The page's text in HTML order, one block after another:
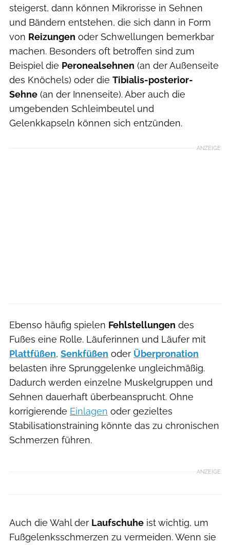
steigerst, dann können Mikrorisse in Sehnen
und Bändern entstehen, die sich dann in Form
von Reizungen oder Schwellungen bemerkbar
machen. Besonders oft betroffen sind zum
Beispiel die Peronealsehnen (an der Außenseite
des Knöchels) oder die Tibialis-posterior-
Sehne (an der Innenseite). Aber auch die
umgebenden Schleimbeutel und
Gelenkkapseln können sich entzünden.
ANZEIGE
Ebenso häufig spielen Fehlstellungen des
Fußes eine Rolle. Läuferinnen und Läufer mit
Plattfüßen, Senkfüßen oder Überpronation
belasten ihre Sprunggelenke ungleichmäßig.
Dadurch werden einzelne Muskelgruppen und
Sehnen dauerhaft überbeansprucht. Ohne
korrigierende Einlagen oder gezieltes
Stabilisationstraining könnte das zu chronischen
Schmerzen führen.
ANZEIGE
Auch die Wahl der Laufschuhe ist wichtig, um
Fußgelenksschmerzen zu vermeiden. Wenn sie